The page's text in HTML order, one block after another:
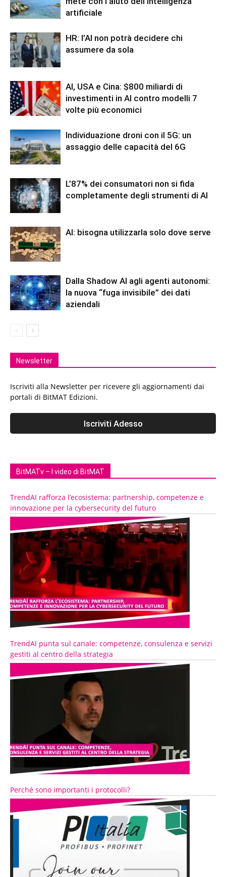
artificiale
HR: l’AI non potrà decidere chi
assumere da sola
AI, USA e Cina: $800 miliardi di
investimenti in AI contro modelli 7
volte più economici
Individuazione droni con il 5G: un
assaggio delle capacità del 6G
L’87% dei consumatori non si fida
completamente degli strumenti di AI
AI: bisogna utilizzarla solo dove serve
Dalla Shadow AI agli agenti autonomi:
la nuova “fuga invisibile” dei dati
aziendali
Newsletter
Iscriviti alla Newsletter per ricevere gli aggiornamenti dai
portali di BitMAT Edizioni.
BitMATv – I video di BitMAT
TrendAI rafforza l’ecosistema: partnership, competenze e
innovazione per la cybersecurity del futuro
TrendAI punta sul canale: competenze, consulenza e servizi
gestiti al centro della strategia
Perché sono importanti i protocolli?